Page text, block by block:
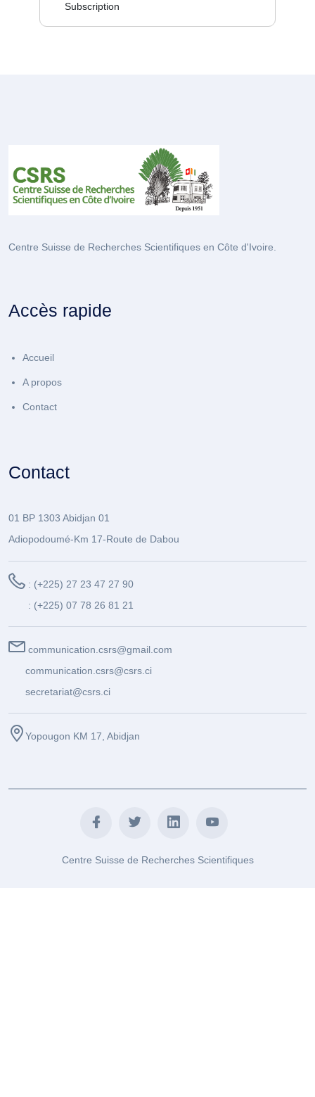
Subscription
Centre Suisse de Recherches Scientifiques en Côte d'Ivoire.
Accès rapide
Accueil
A propos
Contact
Contact
01 BP 1303 Abidjan 01
Adiopodoumé-Km 17-Route de Dabou
: (+225) 27 23 47 27 90
: (+225) 07 78 26 81 21
communication.csrs@gmail.com
communication.csrs@csrs.ci
secretariat@csrs.ci
Yopougon KM 17, Abidjan
Centre Suisse de Recherches Scientifiques